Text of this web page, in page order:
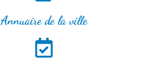
Annuaire de la ville